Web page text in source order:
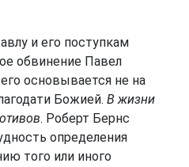
и его поступкам
обвинение Павел
основывается не на
Божией. В жизни
. Роберт Бернс
определения
того или иного